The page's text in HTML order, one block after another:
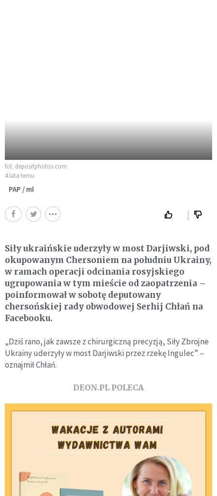
fot. depositphotos.com
4 lata temu
PAP / ml
Siły ukraińskie uderzyły w most Darjiwski, pod
okupowanym Chersoniem na południu Ukrainy,
w ramach operacji odcinania rosyjskiego
ugrupowania w tym mieście od zaopatrzenia –
poinformował w sobotę deputowany
chersońskiej rady obwodowej Serhij Chłań na
Facebooku.
„Dziś rano, jak zawsze z chirurgiczną precyzją, Siły Zbrojne
Ukrainy uderzyły w most Darjiwski przez rzekę Ingulec” –
oznajmił Chłań.
DEON.PL POLECA